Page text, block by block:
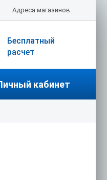
Адреса магазинов
Бесплатный
расчет
кабинет